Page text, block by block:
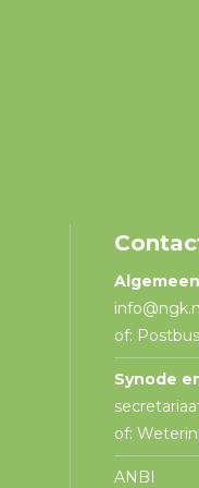
info@ngk.nl
of:
Synode
of:
ANBI